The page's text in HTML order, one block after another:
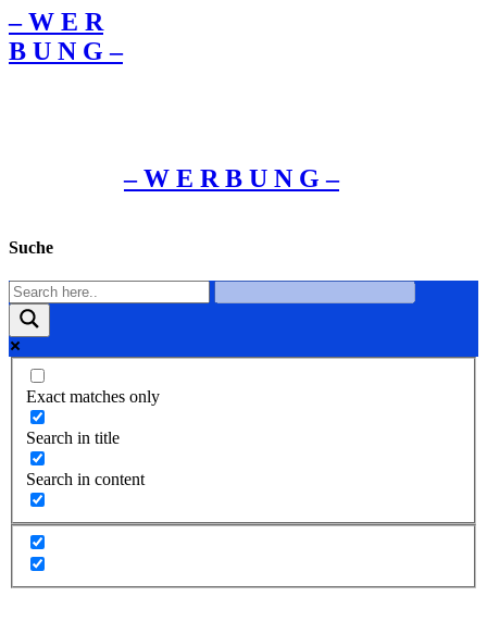
– W Ε R
Β U Ν G –
– W Ε R Β U Ν G –
Suche
Exact matches only
Search in title
Search in content